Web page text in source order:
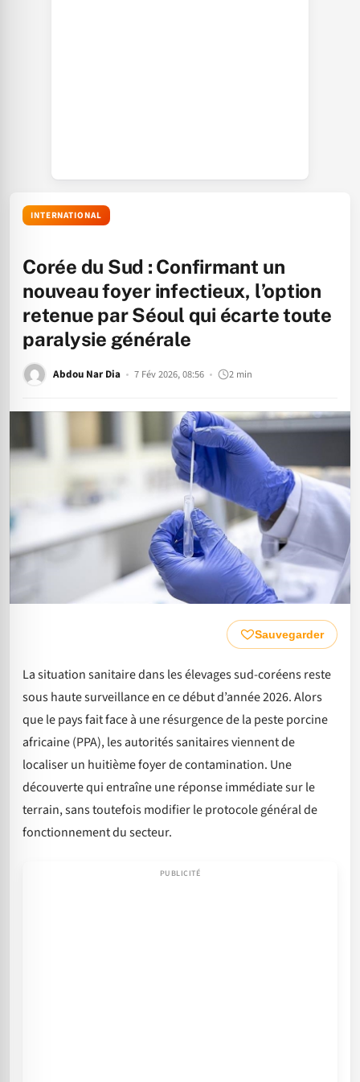
INTERNATIONAL
Corée du Sud : Confirmant un
nouveau foyer infectieux, l’option
retenue par Séoul qui écarte toute
paralysie générale
Abdou Nar Dia 7 Fév 2026, 08:56 2 min
Sauvegarder
La situation sanitaire dans les élevages sud-coréens reste
sous haute surveillance en ce début d’année 2026. Alors
que le pays fait face à une résurgence de la peste porcine
africaine (PPA), les autorités sanitaires viennent de
localiser un huitième foyer de contamination. Une
découverte qui entraîne une réponse immédiate sur le
terrain, sans toutefois modifier le protocole général de
fonctionnement du secteur.